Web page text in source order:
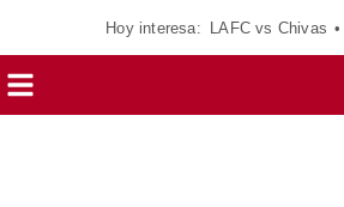
Hoy interesa: LAFC vs Chivas